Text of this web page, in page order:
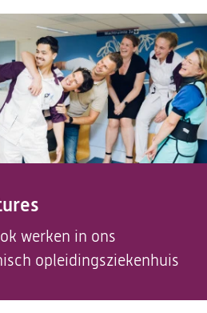
werken in ons
opleidingsziekenhuis